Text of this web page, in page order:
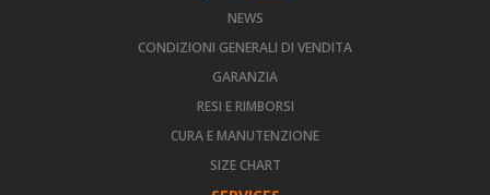
NEWS
CONDIZIONI GENERALI DI VENDITA
GARANZIA
RESI E RIMBORSI
CURA E MANUTENZIONE
SIZE CHART